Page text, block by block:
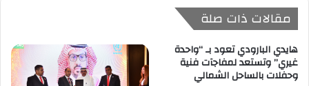
مقالات ذات صلة
هايدي البارودي تعود بـ “واحدة
غيري” وتستعد لمفاجآت فنية
وحفلات بالساحل الشمالي